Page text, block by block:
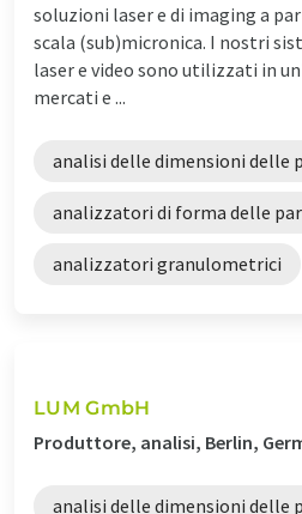
soluzioni laser e di imaging a
scala (sub)micronica. I nostri
laser e video sono utilizzati in
mercati e ...
analisi delle dimensioni delle
analizzatori di forma delle
analizzatori granulometrici
LUM GmbH
Produttore, analisi, Berlin,
analisi delle dimensioni delle